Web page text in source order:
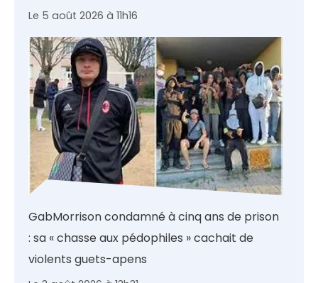
Le 5 août 2026 à 11h16
GabMorrison condamné à cinq ans de prison
: sa « chasse aux pédophiles » cachait de
violents guets-apens